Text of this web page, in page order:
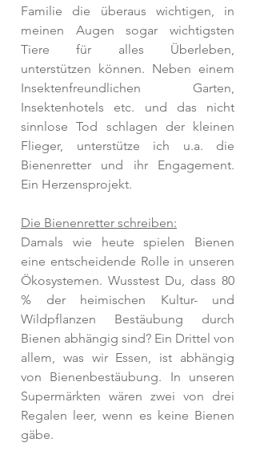
Familie die überaus wichtigen, in
meinen Augen sogar wichtigsten
Tiere für alles Überleben,
unterstützen können. Neben einem
Insektenfreundlichen Garten,
Insektenhotels etc. und das nicht
sinnlose Tod schlagen der kleinen
Flieger, unterstütze ich u.a. die
Bienenretter und ihr Engagement.
Ein Herzensprojekt.
Die Bienenretter schreiben:
Damals wie heute spielen Bienen
eine entscheidende Rolle in unseren
Ökosystemen. Wusstest Du, dass 80
% der heimischen Kultur- und
Wildpflanzen Bestäubung durch
Bienen abhängig sind? Ein Drittel von
allem, was wir Essen, ist abhängig
von Bienenbestäubung. In unseren
Supermärkten wären zwei von drei
Regalen leer, wenn es keine Bienen
gäbe.